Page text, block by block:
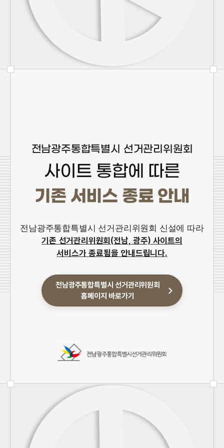
전남광주통합특별시 선거관리위원회
사이트 통합에 따른
기존 서비스 종료 안내
전남광주통합특별시 선거관리위원회 신설에 따라
기존 선거관리위원회(전남, 광주) 사이트의
서비스가 종료됨을 안내드립니다.
전남광주통합특별시 선거관리위원회
홈페이지 바로가기